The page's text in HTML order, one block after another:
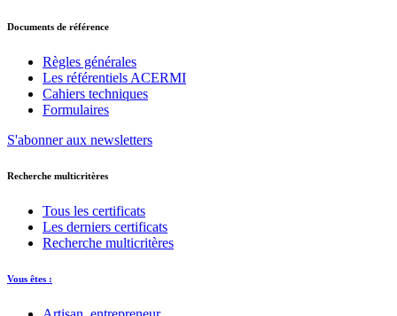
Documents de référence
Règles générales
Les référentiels ACERMI
Cahiers techniques
Formulaires
S'abonner aux newsletters
Recherche multicritères
Tous les certificats
Les derniers certificats
Recherche multicritères
Vous êtes :